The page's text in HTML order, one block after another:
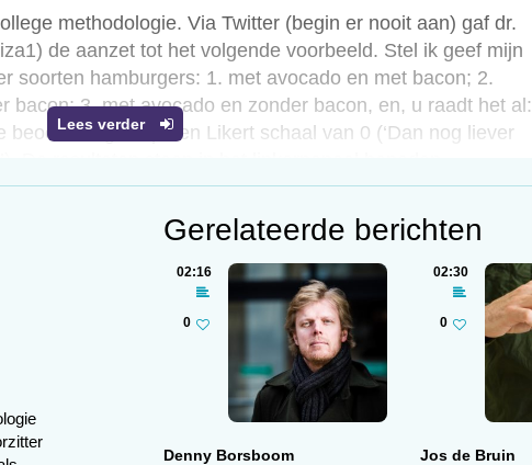
Lees verder
methodologie. Via Twitter (begin er nooit aan) gaf dr.
de aanzet tot het volgende voorbeeld. Stel ik geef mijn
soorten hamburgers: 1. met avocado en met bacon; 2.
bacon; 3. met avocado en zonder bacon, en, u raadt het al:
is op een Likert schaal van 0 (‘Dan nog liever
Gerelateerde berichten
02:16
0
Denny Borsboom
02:30
0
Jos de Bruin